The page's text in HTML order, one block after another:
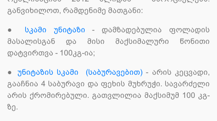
განვიხილოთ, რამდენიმე მათგანი:
● სკამი უნიტაზი - დამზადებულია ფოლადის
მასალისგან და მისი მაქსიმალური წონითი
დატვირთვა - 100კგ-ია;
● უნიტაზის სკამი (საბურავებით)- არის კეცვადი,
გააჩნია 4 საბურავი და ფეხის მუხრუჭი. სავარძელი
არის ქრომირებული. გათვლილია მაქსიმუმ 100 კგ-
ზე.